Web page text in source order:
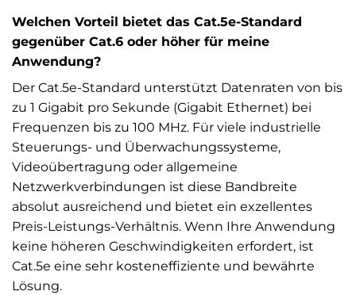
Welchen Vorteil bietet das Cat.5e-Standard
gegenüber Cat.6 oder höher für meine
Anwendung?
Der Cat.5e-Standard unterstützt Datenraten von bis
zu 1 Gigabit pro Sekunde (Gigabit Ethernet) bei
Frequenzen bis zu 100 MHz. Für viele industrielle
Steuerungs- und Überwachungssysteme,
Videoübertragung oder allgemeine
Netzwerkverbindungen ist diese Bandbreite
absolut ausreichend und bietet ein exzellentes
Preis-Leistungs-Verhältnis. Wenn Ihre Anwendung
keine höheren Geschwindigkeiten erfordert, ist
Cat.5e eine sehr kosteneffiziente und bewährte
Lösung.